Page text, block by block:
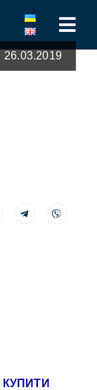
26.03.2019